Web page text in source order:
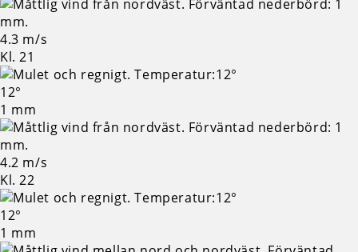
4.3 m/s
Kl. 21
12°
1 mm
4.2 m/s
Kl. 22
12°
1 mm